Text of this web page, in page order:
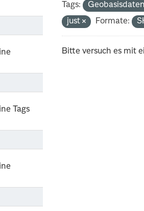
Tags
Tags:
just
Formate:
Bitte versuch es mit